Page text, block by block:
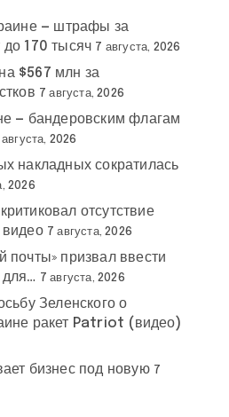
— штрафы за
170 тысяч 7 августа, 2026
$567 млн за
7 августа, 2026
— бандеровским флагам
августа, 2026
накладных сократилась
2026
отсутствие
7 августа, 2026
почты» призвал ввести
7 августа, 2026
Зеленского о
ракет Patriot (видео)
бизнес под новую 7